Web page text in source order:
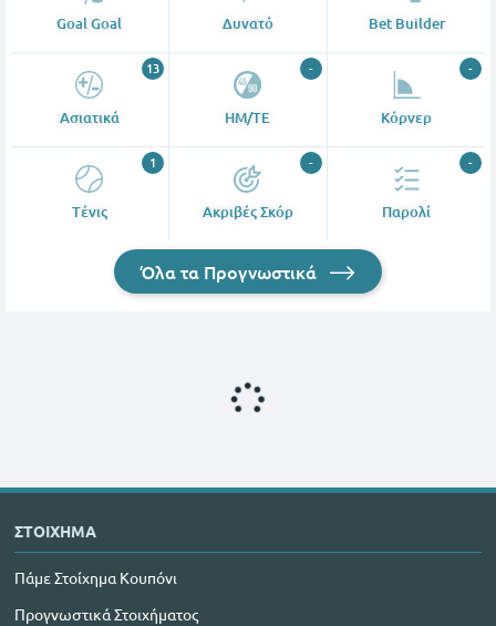
Goal Goal Δυνατό Bet Builder
Ασιατικά
13
ΗΜ/ΤΕ
-
Κόρνερ
-
Tένις
1
Ακριβές Σκόρ
-
Παρολί
-
Όλα τα Προγνωστικά
ΣΤΟΙΧΗΜΑ
Πάμε Στοίχημα Κουπόνι
Προγνωστικά Στοιχήματος